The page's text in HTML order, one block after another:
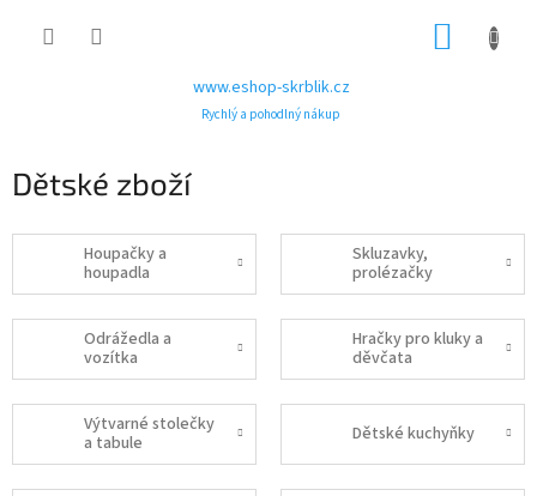
www.eshop-skrblik.cz
Rychlý a pohodlný nákup
Dětské zboží
Houpačky a
houpadla
Skluzavky,
prolézačky
Odrážedla a
vozítka
Hračky pro kluky a
děvčata
Výtvarné stolečky
a tabule
Dětské kuchyňky